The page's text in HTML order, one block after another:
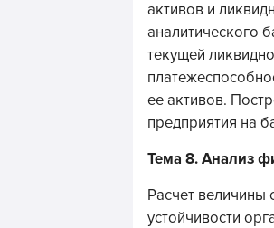
активов и
аналитического
текущей
ее активов.
предприятия на
Тема 8. Анализ
Расчет величины
устойчивости